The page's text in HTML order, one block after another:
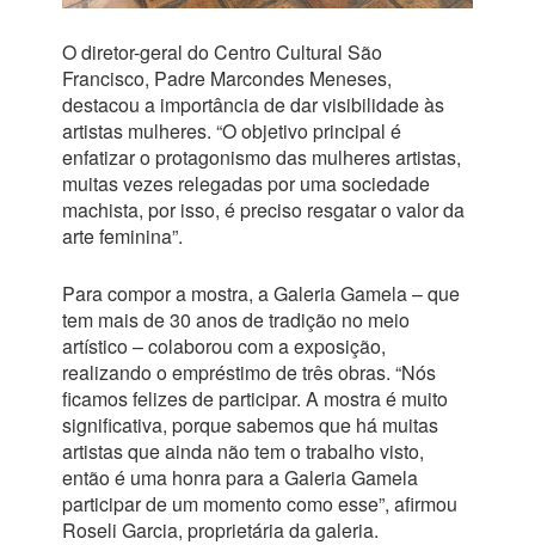
O diretor-geral do Centro Cultural São
Francisco, Padre Marcondes Meneses,
destacou a importância de dar visibilidade às
artistas mulheres. “O objetivo principal é
enfatizar o protagonismo das mulheres artistas,
muitas vezes relegadas por uma sociedade
machista, por isso, é preciso resgatar o valor da
arte feminina”.
Para compor a mostra, a Galeria Gamela – que
tem mais de 30 anos de tradição no meio
artístico – colaborou com a exposição,
realizando o empréstimo de três obras. “Nós
ficamos felizes de participar. A mostra é muito
significativa, porque sabemos que há muitas
artistas que ainda não tem o trabalho visto,
então é uma honra para a Galeria Gamela
participar de um momento como esse”, afirmou
Roseli Garcia, proprietária da galeria.